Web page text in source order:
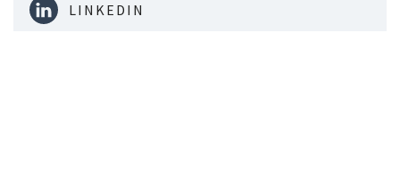
LINKEDIN